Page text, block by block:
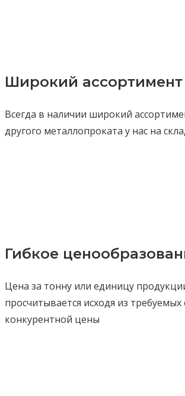
Широкий ассортимент
Всегда в наличии широкий
другого металлопроката у нас на
Гибкое
Цена за тонну или единицу
просчитывается исходя из
конкурентной цены